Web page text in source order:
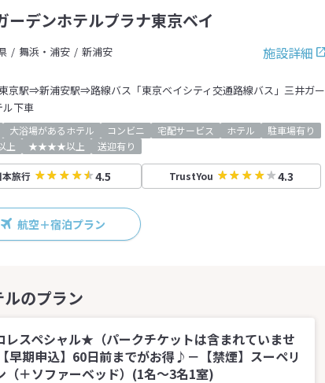
ーデンホテルプラナ東京ベイ
施設詳細
舞浜・浦安
新浦安
京駅⇒新浦安駅⇒路線バス「東京ベイシティ交通路線バス」三井ガー
ル下車
大浴場があるホテル コンビニ 宅配サービス ホテル
駐車場有り
上
★★★★以上 送迎有り
本旅行 4.5 TrustYou 4.3
航空＋宿泊プラン
レスペシャル★（パークチケットは含まれていませ
早期申込】60日前までがお得♪－【禁煙】スーペリ
（＋ソファーベッド）(1名～3名1室)